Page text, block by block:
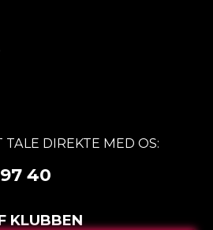
DIREKTE MED OS:
40
KLUBBEN